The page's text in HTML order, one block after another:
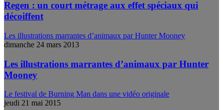
Regen : un court métrage aux effet spéciaux qui
décoiffent
Les illustrations marrantes d’animaux par Hunter Mooney
dimanche 24 mars 2013
Les illustrations marrantes d’animaux par Hunter
Mooney
Le festival de Burning Man dans une vidéo originale
jeudi 21 mai 2015